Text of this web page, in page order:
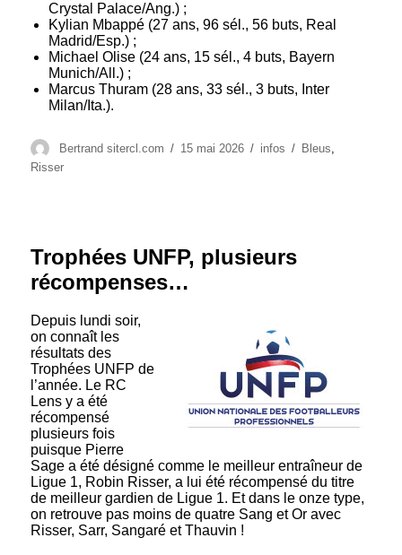
Crystal Palace/Ang.) ;
Kylian Mbappé (27 ans, 96 sél., 56 buts, Real
Madrid/Esp.) ;
Michael Olise (24 ans, 15 sél., 4 buts, Bayern
Munich/All.) ;
Marcus Thuram (28 ans, 33 sél., 3 buts, Inter
Milan/Ita.).
Auteur
Bertrand sitercl.com
Publié
15 mai 2026 Catégories
infos Étiquettes
Bleus,
Risser
Trophées UNFP, plusieurs
récompenses…
Depuis lundi soir,
on connaît les
résultats des
Trophées UNFP de
l’année. Le RC
Lens y a été
récompensé
plusieurs fois
puisque Pierre
Sage a été désigné comme le meilleur entraîneur de
Ligue 1, Robin Risser, a lui été récompensé du titre
de meilleur gardien de Ligue 1. Et dans le onze type,
on retrouve pas moins de quatre Sang et Or avec
Risser, Sarr, Sangaré et Thauvin !